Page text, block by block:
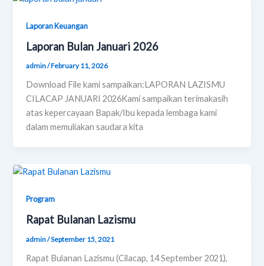
Laporan Keuangan
Laporan Bulan Januari 2026
admin/February 11, 2026
Download File kami sampaikan:LAPORAN LAZISMU
CILACAP JANUARI 2026Kami sampaikan terimakasih
atas kepercayaan Bapak/Ibu kepada lembaga kami
dalam memuliakan saudara kita
Program
Rapat Bulanan Lazismu
admin/September 15, 2021
Rapat Bulanan Lazismu (Cilacap, 14 September 2021),